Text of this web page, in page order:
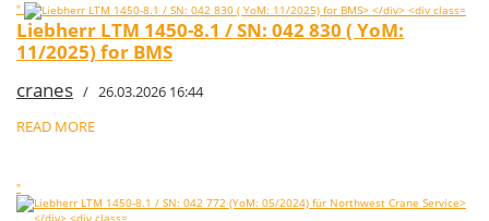
"
Liebherr LTM 1450-8.1 / SN: 042 830 ( YoM:
11/2025) for BMS
cranes / 26.03.2026 16:44
READ MORE
"